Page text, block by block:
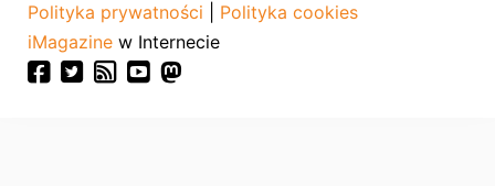
Polityka prywatności
Polityka cookies
iMagazine w Internecie